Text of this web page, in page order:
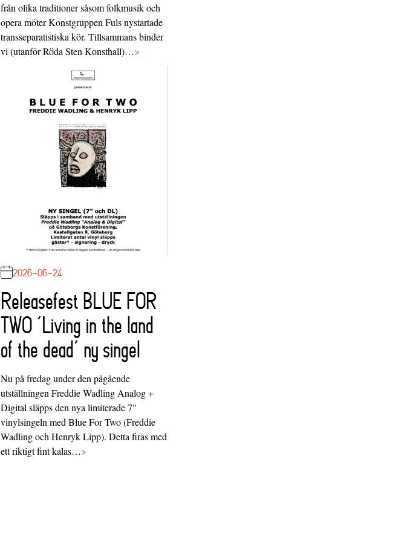
från olika traditioner såsom folkmusik och
opera möter Konstgruppen Fuls nystartade
transseparatistiska kör. Tillsammans binder
vi (utanför Röda Sten Konsthall)…>
2026-06-24
Releasefest BLUE FOR
TWO ‘Living in the land
of the dead’ ny singel
Nu på fredag under den pågående
utställningen Freddie Wadling Analog +
Digital släpps den nya limiterade 7"
vinylsingeln med Blue For Two (Freddie
Wadling och Henryk Lipp). Detta firas med
ett riktigt fint kalas…>